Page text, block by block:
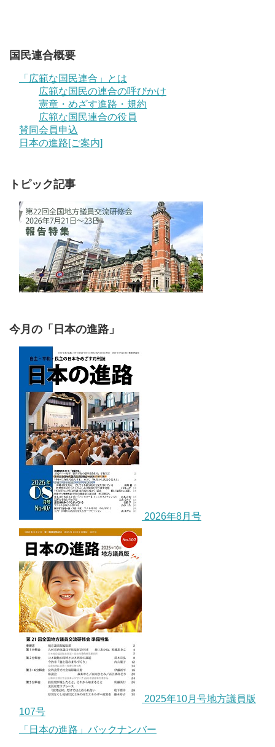
国民連合概要
「広範な国民連合」とは
広範な国民の連合の呼びかけ
憲章・めざす進路・規約
広範な国民連合の役員
賛同会員申込
日本の進路[ご案内]
トピック記事
今月の「日本の進路」
2026年8月号
2025年10月号地方議員版
107号
「日本の進路」バックナンバー